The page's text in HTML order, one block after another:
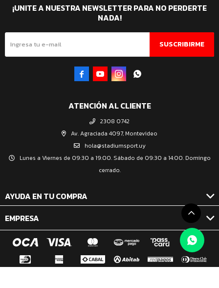
ATENCIÓN AL CLIENTE
2308 0742
Av. Agraciada 4097, Montevideo
hola@stadiumsport.uy
Lunes a Viernes de 09:30 a 19:00. Sábado de 09:30 a 14:00. Domingo
cerrado.
AYUDA EN TU COMPRA
EMPRESA
¡UNITE A NUESTRA NEWSLETTER PARA NO PERDERTE
NADA!
SUSCRIBIRME
   